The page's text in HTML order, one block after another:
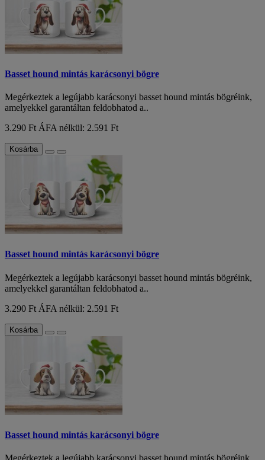
Basset hound mintás karácsonyi bögre
Megérkeztek a legújabb karácsonyi basset hound mintás bögréink,
amelyekkel garantáltan feldobhatod a..
3.290 Ft ÁFA nélkül: 2.591 Ft
Kosárba
Basset hound mintás karácsonyi bögre
Megérkeztek a legújabb karácsonyi basset hound mintás bögréink,
amelyekkel garantáltan feldobhatod a..
3.290 Ft ÁFA nélkül: 2.591 Ft
Kosárba
Basset hound mintás karácsonyi bögre